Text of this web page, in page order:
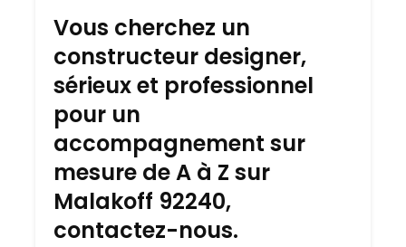
Vous cherchez un
constructeur designer,
sérieux et professionnel
pour un
accompagnement sur
mesure de A à Z sur
Malakoff 92240,
contactez-nous.